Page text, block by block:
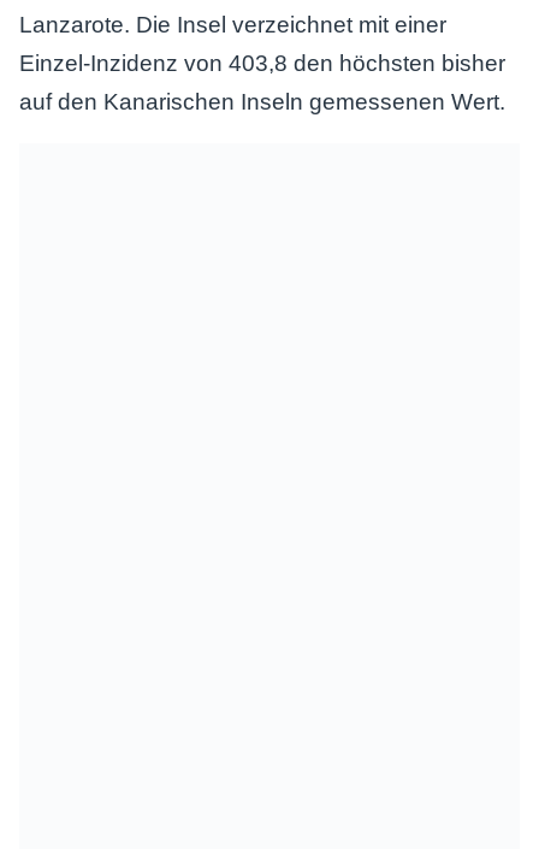
Lanzarote. Die Insel verzeichnet mit einer
Einzel-Inzidenz von 403,8 den höchsten bisher
auf den Kanarischen Inseln gemessenen Wert.